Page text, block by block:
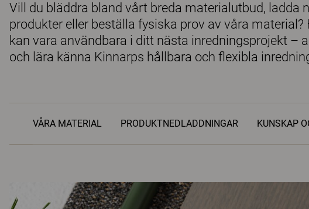
Vill du bläddra bland vårt breda materialutbud, ladda
produkter eller beställa fysiska prov av våra
kan vara användbara i ditt nästa inredningsprojekt –
och lära känna Kinnarps hållbara och flexibla
VÅRA MATERIAL PRODUKTNEDLADDNINGAR KUNSKAP